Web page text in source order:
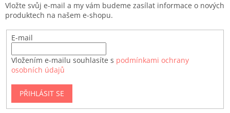
Vložte svůj e-mail a my vám budeme zasílat informace o nových
produktech na našem e-shopu.
E-mail
Vložením e-mailu souhlasíte s podmínkami ochrany
osobních údajů
PŘIHLÁSIT SE